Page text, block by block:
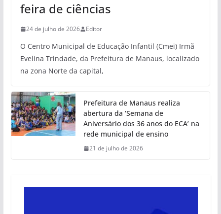
feira de ciências
24 de julho de 2026 Editor
O Centro Municipal de Educação Infantil (Cmei) Irmã
Evelina Trindade, da Prefeitura de Manaus, localizado
na zona Norte da capital,
Prefeitura de Manaus realiza
abertura da ‘Semana de
Aniversário dos 36 anos do ECA’ na
rede municipal de ensino
21 de julho de 2026